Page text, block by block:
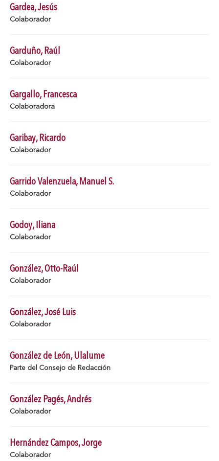
Gardea, Jesús
Colaborador
Garduño, Raúl
Colaborador
Gargallo, Francesca
Colaboradora
Garibay, Ricardo
Colaborador
Garrido Valenzuela, Manuel S.
Colaborador
Godoy, Iliana
Colaborador
González, Otto-Raúl
Colaborador
González, José Luis
Colaborador
González de León, Ulalume
Parte del Consejo de Redacción
González Pagés, Andrés
Colaborador
Hernández Campos, Jorge
Colaborador